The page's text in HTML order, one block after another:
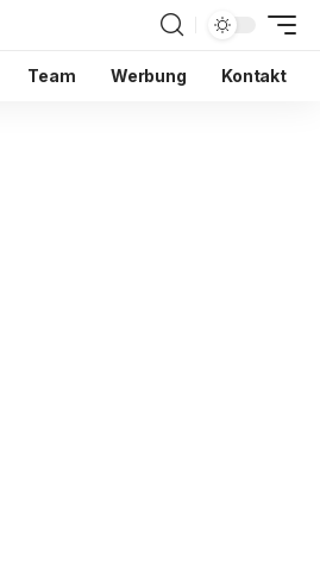
Team Werbung Kontakt